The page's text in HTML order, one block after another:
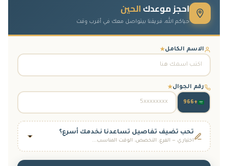
احجز موعدكالحين
حياكم الله، فريقنا بيتواصل معك في أقرب وقت
الاسم الكامل★
رقم الجوال★
+966
تحب تضيف تفاصيل تساعدنا نخدمك أسرع؟
اختياري — الفرع، التخصص، الوقت المناسب...